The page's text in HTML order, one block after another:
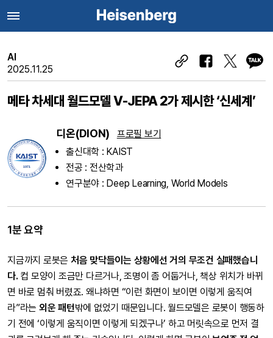
AI
2025.11.25
메타 차세대 월드모델 V-JEPA 2가 제시한 ‘신세계’
디온(DION)
프로필 보기
출신대학 : KAIST
전공 : 전산학과
연구분야 : Deep Learning, World Models
1분 요약
지금까지 로봇은 처음 맞닥들이는 상황에선 거의 무조건 실패했습니
다. 컵 모양이 조금만 다르거나, 조명이 좀 어둡거나, 책상 위치가 바뀌
면 바로 멈춰 버렸죠. 왜냐하면 “이런 화면이 보이면 이렇게 움직여
라”라는 외운 패턴밖에 없었기 때문입니다. 월드모델은 로봇이 행동하
기 전에 ‘이렇게 움직이면 이렇게 되겠구나’ 하고 머릿속으로 먼저 결